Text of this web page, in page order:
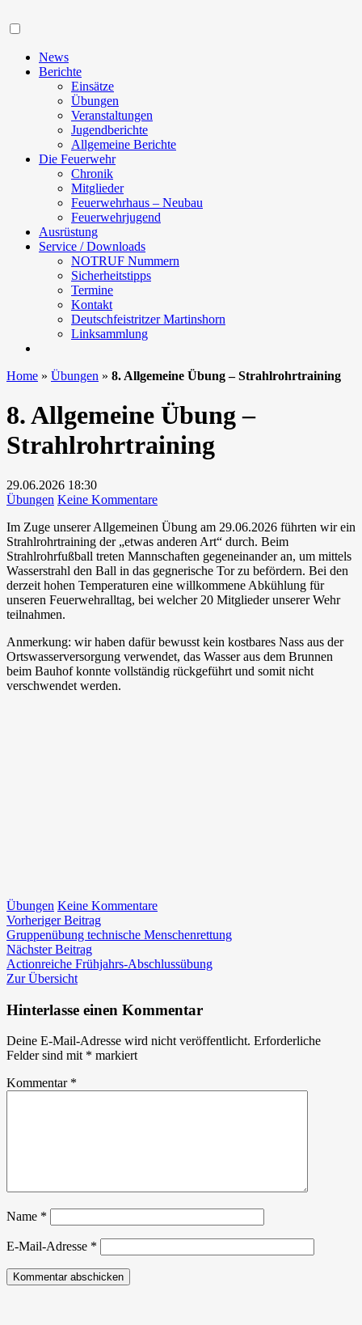
News
Berichte
Einsätze
Übungen
Veranstaltungen
Jugendberichte
Allgemeine Berichte
Die Feuerwehr
Chronik
Mitglieder
Feuerwehrhaus – Neubau
Feuerwehrjugend
Ausrüstung
Service / Downloads
NOTRUF Nummern
Sicherheitstipps
Termine
Kontakt
Deutschfeistritzer Martinshorn
Linksammlung
Home » Übungen » 8. Allgemeine Übung – Strahlrohrtraining
8. Allgemeine Übung –
Strahlrohrtraining
29.06.2026 18:30
Übungen Keine Kommentarezu
Allgemeine
Übung
–
Strahlrohrtraining
Im Zuge unserer Allgemeinen Übung am 29.06.2026 führten wir ein
Strahlrohrtraining der „etwas anderen Art“ durch. Beim
Strahlrohrfußball treten Mannschaften gegeneinander an, um mittels
Wasserstrahl den Ball in das gegnerische Tor zu befördern. Bei den
derzeit hohen Temperaturen eine willkommene Abkühlung für
unseren Feuerwehralltag, bei welcher 20 Mitglieder unserer Wehr
teilnahmen.
Anmerkung: wir haben dafür bewusst kein kostbares Nass aus der
Ortswasserversorgung verwendet, das Wasser aus dem Brunnen
beim Bauhof konnte vollständig rückgeführt und somit nicht
verschwendet werden.
Übungen Keine Kommentarezu
Allgemeine
–
Beitragsnavigation
Vorheriger BeitragVorheriger
Beitrag:
Gruppenübung technische Menschenrettung
Nächster BeitragNächster
Beitrag:
Actionreiche Frühjahrs-Abschlussübung
Zur Übersicht
Hinterlasse einen Kommentar
Deine E-Mail-Adresse wird nicht veröffentlicht. Erforderliche
Felder sind mit * markiert
Kommentar *
Name *
E-Mail-Adresse *